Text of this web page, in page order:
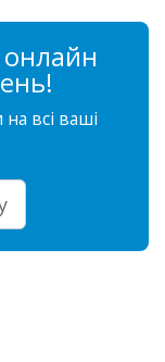
на всі ваші